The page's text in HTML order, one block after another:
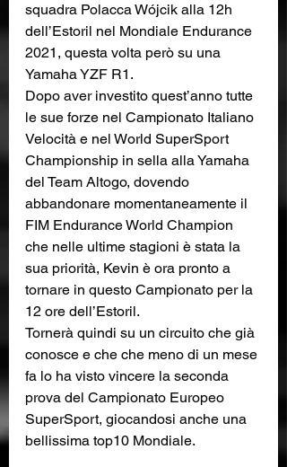
squadra Polacca Wójcik alla 12h
dell’Estoril nel Mondiale Endurance
2021, questa volta però su una
Yamaha YZF R1.
Dopo aver investito quest’anno tutte
le sue forze nel Campionato Italiano
Velocità e nel World SuperSport
Championship in sella alla Yamaha
del Team Altogo, dovendo
abbandonare momentaneamente il
FIM Endurance World Champion
che nelle ultime stagioni è stata la
sua priorità, Kevin è ora pronto a
tornare in questo Campionato per la
12 ore dell’Estoril.
Tornerà quindi su un circuito che già
conosce e che che meno di un mese
fa lo ha visto vincere la seconda
prova del Campionato Europeo
SuperSport, giocandosi anche una
bellissima top10 Mondiale.